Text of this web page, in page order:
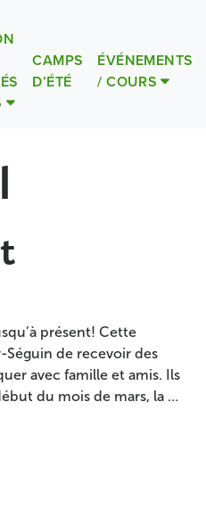
CAMPS
D’ÉTÉ
ÉVÉNEMENTS
/ COURS
présent! Cette
Séguin de recevoir des
avec famille et amis. Ils
du mois de mars, la …